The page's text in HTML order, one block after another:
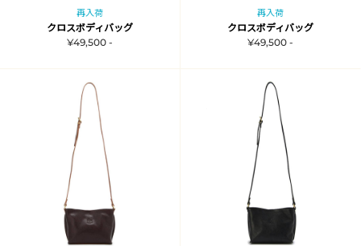
再入荷
クロスボディバッグ
¥49,500 -
再入荷
クロスボディバッグ
¥49,500 -